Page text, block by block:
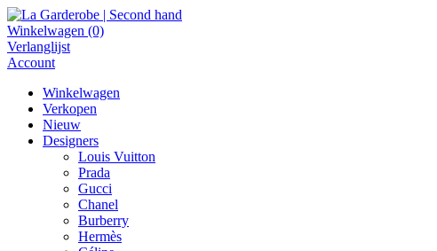
Winkelwagen (0)
Verlanglijst
Account
Winkelwagen
Verkopen
Nieuw
Designers
Louis Vuitton
Prada
Gucci
Chanel
Burberry
Hermès